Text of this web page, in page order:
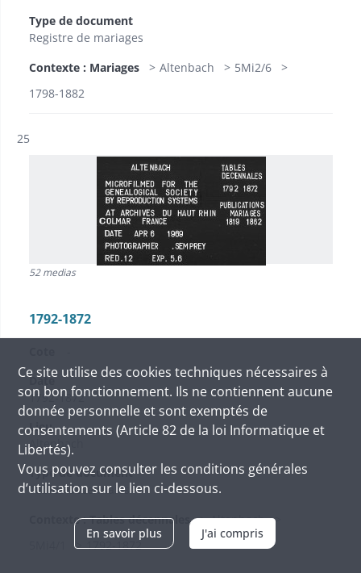
Type de document
Registre de mariages
Contexte : Mariages
Altenbach
5Mi2/6
1798-1882
Résultat n°
25
52 medias
1792-1872
Date
1792-1872
Lieu
Altenbach
Type de document
Tables décennales
Contexte : Tables décennales
Altenbach
1792-1872
Ce site utilise des cookies techniques nécessaires à
son bon fonctionnement. Ils ne contiennent aucune
donnée personnelle et sont exemptés de
consentements (Article 82 de la loi Informatique et
Libertés).
Vous pouvez consulter les conditions générales
d’utilisation sur le lien ci-dessous.
En savoir plus J'ai compris